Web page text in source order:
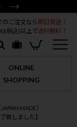
のご注文なら 即日発送！
税込)以上で送料無料！
ONLINE
SHOPPING
MADE）
致しました】